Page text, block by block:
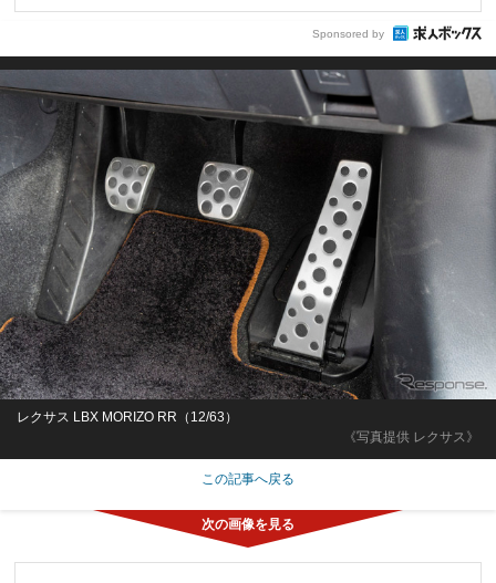
Sponsored by
《写真提供 レクサス》
レクサス LBX MORIZO RR（12/63）
この記事へ戻る